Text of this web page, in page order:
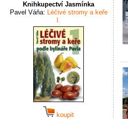
Knihkupectví Jasmínka
Pavel Váňa: Léčivé stromy a keře
I.
koupit